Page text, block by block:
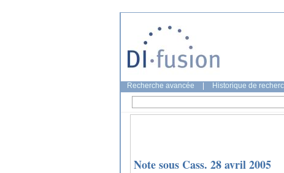
Recherche avancée Historique de
Note sous Cass. 28 avril 2005